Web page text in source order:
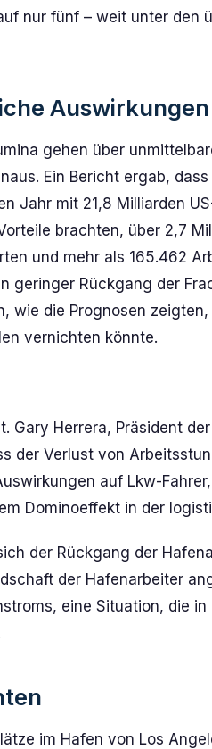
nur fünf – weit unter den
Auswirkungen
gehen über
Ein Bericht ergab,
Jahr mit 21,8 Milliarden
brachten, über 2,7
und mehr als 165.462
geringer Rückgang der
wie die Prognosen zeigten,
vernichten könnte.
Gary Herrera, Präsident der
der Verlust von
auf Lkw-
Dominoeffekt in der
der Rückgang der
der Hafenarbeiter
eine Situation, die
im Hafen von Los